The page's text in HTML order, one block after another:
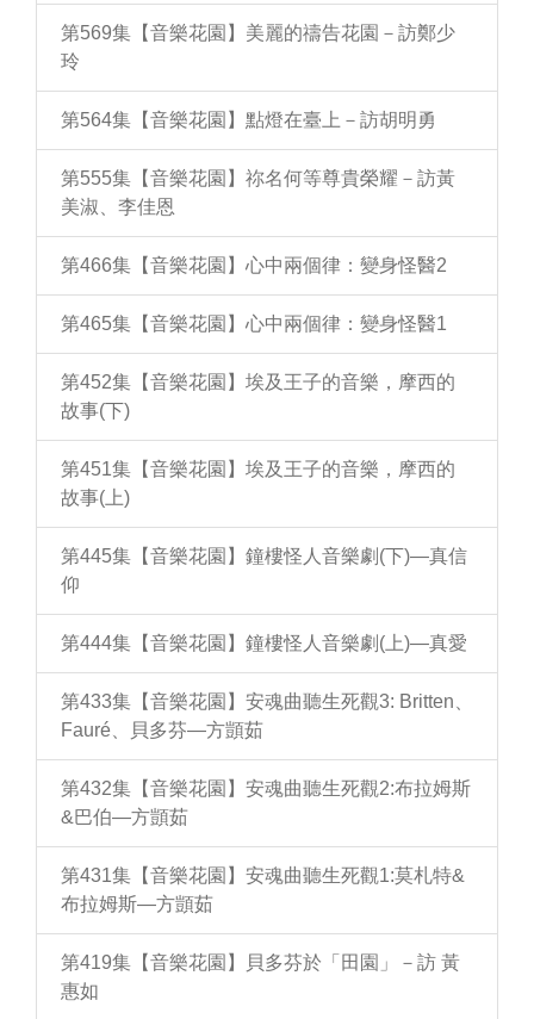
第569集【音樂花園】美麗的禱告花園－訪鄭少
玲
第564集【音樂花園】點燈在臺上－訪胡明勇
第555集【音樂花園】祢名何等尊貴榮耀－訪黃
美淑、李佳恩
第466集【音樂花園】心中兩個律：變身怪醫2
第465集【音樂花園】心中兩個律：變身怪醫1
第452集【音樂花園】埃及王子的音樂，摩西的
故事(下)
第451集【音樂花園】埃及王子的音樂，摩西的
故事(上)
第445集【音樂花園】鐘樓怪人音樂劇(下)—真信
仰
第444集【音樂花園】鐘樓怪人音樂劇(上)—真愛
第433集【音樂花園】安魂曲聽生死觀3: Britten、
Fauré、貝多芬—方顗茹
第432集【音樂花園】安魂曲聽生死觀2:布拉姆斯
&巴伯—方顗茹
第431集【音樂花園】安魂曲聽生死觀1:莫札特&
布拉姆斯—方顗茹
第419集【音樂花園】貝多芬於「田園」－訪 黃
惠如